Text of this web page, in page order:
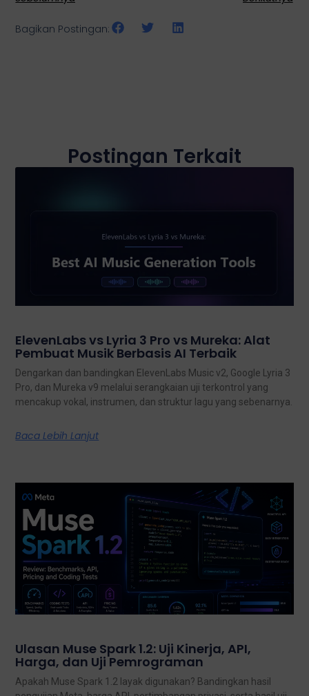
Bagikan Postingan:
Postingan Terkait
ElevenLabs vs Lyria 3 Pro vs Mureka: Alat
Pembuat Musik Berbasis AI Terbaik
Dengarkan dan bandingkan ElevenLabs Music v2, Google Lyria 3
Pro, dan Mureka v9 melalui serangkaian uji terkontrol yang
mencakup vokal, instrumen, dan struktur lagu yang sebenarnya.
Baca Lebih Lanjut
Ulasan Muse Spark 1.2: Uji Kinerja, API,
Harga, dan Uji Pemrograman
Apakah Muse Spark 1.2 layak digunakan? Bandingkan hasil